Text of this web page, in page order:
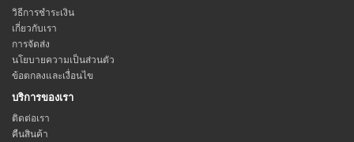
วิธีการชำระเงิน
เกี่ยวกับเรา
การจัดส่ง
นโยบายความเป็นส่วนตัว
ข้อตกลงและเงื่อนไข
บริการของเรา
ติดต่อเรา
คืนสินค้า